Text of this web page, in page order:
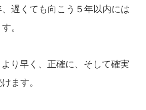
遅くても向こう５年以内には
。
り早く、正確に、そして確実
ます。